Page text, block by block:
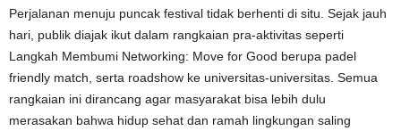
Perjalanan menuju puncak festival tidak berhenti di situ. Sejak jauh
hari, publik diajak ikut dalam rangkaian pra-aktivitas seperti
Langkah Membumi Networking: Move for Good berupa padel
friendly match, serta roadshow ke universitas-universitas. Semua
rangkaian ini dirancang agar masyarakat bisa lebih dulu
merasakan bahwa hidup sehat dan ramah lingkungan saling